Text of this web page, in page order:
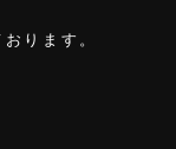
ります。